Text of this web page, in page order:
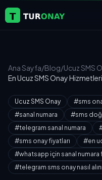
Ana Sayfa/Blog/Ucuz SMS
En Ucuz SMS Onay
Ucuz SMS Onay #sms
#sanal numara
#sms
#telegram sanal numara
#sms onay fiyatları
#en
#whatsapp için sanal numara
#telegram sms onay nasıl